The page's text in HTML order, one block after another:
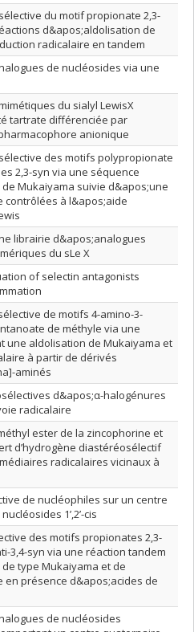
du motif propionate 2,3-
d&apos;aldolisation de
radicalaire en tandem
de nucléosides via une
du sialyl LewisX
tartrate différenciée par
anionique
des motifs polypropionate
2,3-syn via une séquence
Mukaiyama suivie d&apos;une
contrôlées à l&apos;aide
librairie d&apos;analogues
du sLe X
of selectin antagonists
de motifs 4-amino-3-
de méthyle via une
une aldolisation de Mukaiyama et
à partir de dérivés
aminés
d&apos;α-halogénures
radicalaire
ester de la zincophorine et
d’hydrogène diastéréosélectif
radicalaires vicinaux à
de nucléophiles sur un centre
1’,2’-cis
des motifs propionates 2,3-
3,4-syn via une réaction tandem
type Mukaiyama et de
en présence d&apos;acides de
de nucléosides